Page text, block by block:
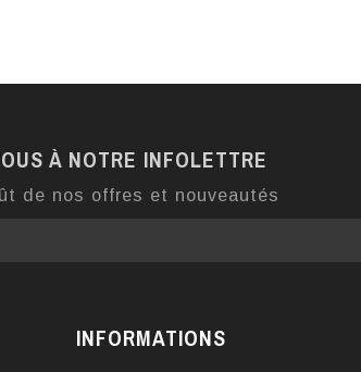
À NOTRE INFOLETTRE
de nos offres et nouveautés
INFORMATIONS